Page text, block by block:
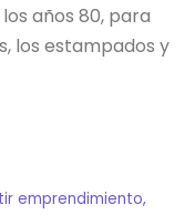
años 80, para
los estampados y
emprendimiento,